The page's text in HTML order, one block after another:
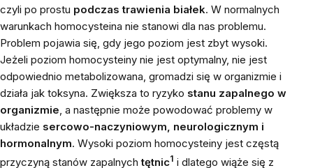
czyli po prostu podczas trawienia białek. W normalnych
warunkach homocysteina nie stanowi dla nas problemu.
Problem pojawia się, gdy jego poziom jest zbyt wysoki.
Jeżeli poziom homocysteiny nie jest optymalny, nie jest
odpowiednio metabolizowana, gromadzi się w organizmie i
działa jak toksyna. Zwiększa to ryzyko stanu zapalnego w
organizmie, a następnie może powodować problemy w
układzie sercowo-naczyniowym, neurologicznym i
hormonalnym. Wysoki poziom homocysteiny jest częstą
przyczyną stanów zapalnychtętnic1 i dlatego wiąże się z